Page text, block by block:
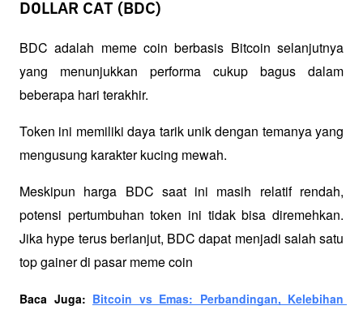
DOLLAR CAT (BDC)
BDC adalah meme coin berbasis Bitcoin selanjutnya
yang menunjukkan performa cukup bagus dalam
beberapa hari terakhir.
Token ini memiliki daya tarik unik dengan temanya yang
mengusung karakter kucing mewah.
Meskipun harga BDC saat ini masih relatif rendah,
potensi pertumbuhan token ini tidak bisa diremehkan.
Jika hype terus berlanjut, BDC dapat menjadi salah satu
top gainer di pasar meme coin
Baca Juga: Bitcoin vs Emas: Perbandingan, Kelebihan